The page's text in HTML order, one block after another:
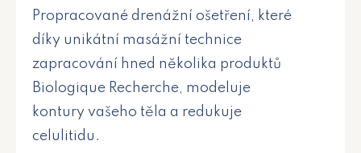
Propracované drenážní ošetření, které
díky unikátní masážní technice
zapracování hned několika produktů
Biologique Recherche, modeluje
kontury vašeho těla a redukuje
celulitidu.